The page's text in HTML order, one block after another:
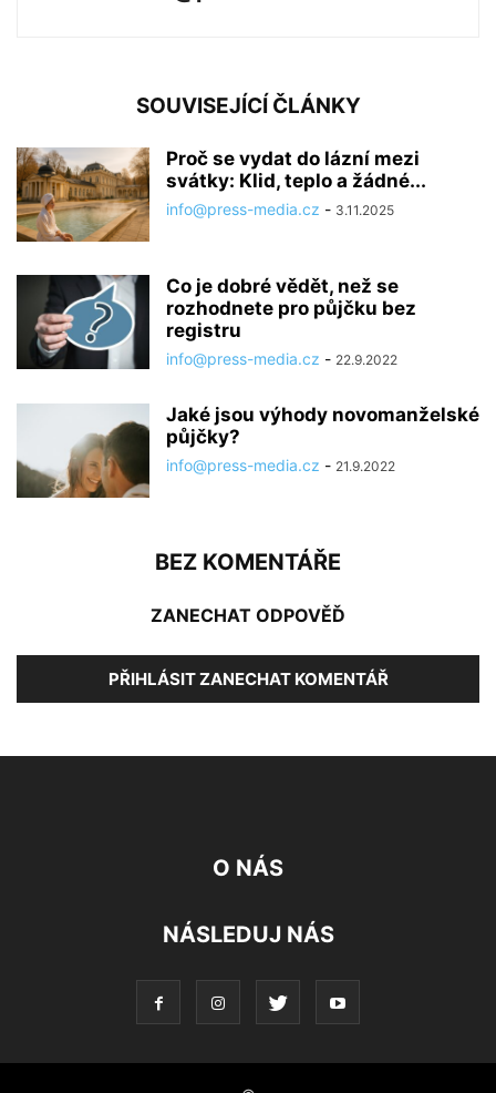
SOUVISEJÍCÍ ČLÁNKY
Proč se vydat do lázní mezi
svátky: Klid, teplo a žádné...
info@press-media.cz - 3.11.2025
Co je dobré vědět, než se
rozhodnete pro půjčku bez
registru
info@press-media.cz - 22.9.2022
Jaké jsou výhody novomanželské
půjčky?
info@press-media.cz - 21.9.2022
BEZ KOMENTÁŘE
ZANECHAT ODPOVĚĎ
PŘIHLÁSIT ZANECHAT KOMENTÁŘ
O NÁS
NÁSLEDUJ NÁS